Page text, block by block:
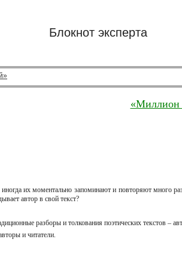
Блокнот эксперта
«Миллион
их моментально запоминают и повторяют много
автор в свой текст?
разборы и толкования поэтических текстов –
и читатели.